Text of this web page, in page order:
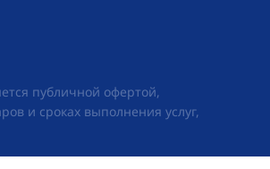
публичной офертой,
и сроках выполнения услуг,